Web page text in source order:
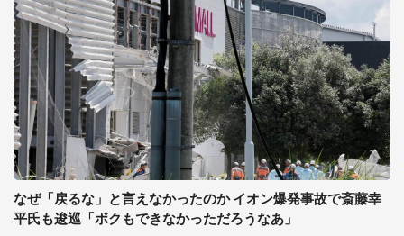
なぜ「戻るな」と言えなかったのか イオン爆発事故で斎藤幸
平氏も逡巡「ボクもできなかっただろうなあ」